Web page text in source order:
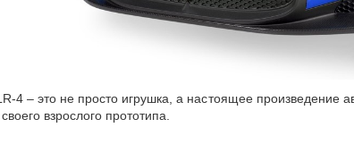
4 – это не просто игрушка, а настоящее произведение
взрослого прототипа.